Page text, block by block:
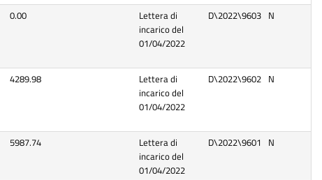
…
0.00
Lettera di
incarico del
01/04/2022
D\2022\9603 N
4289.98
Lettera di
incarico del
01/04/2022
D\2022\9602 N
5987.74
Lettera di
incarico del
01/04/2022
D\2022\9601 N